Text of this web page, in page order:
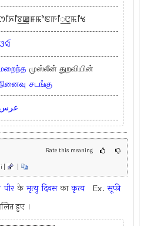
முஸ்லீன் துறவியின்
சடங்கு
عرس
Rate this meaning
| |
पीर केमृत्यु दिवस काकृत्य Ex.सूफी
हुए ।